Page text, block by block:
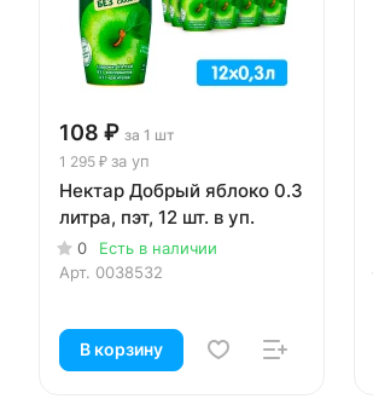
108 ₽ за 1 шт
1 295 ₽ за уп
Нектар Добрый яблоко 0.3
литра, пэт, 12 шт. в уп.
0
Есть в наличии
Арт. 0038532
В корзину